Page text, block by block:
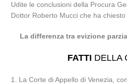
Udite le conclusioni della Procura
Dottor Roberto Mucci che ha
La differenza tra evizione
FATTI DELLA
1. La Corte di Appello di Venezia,